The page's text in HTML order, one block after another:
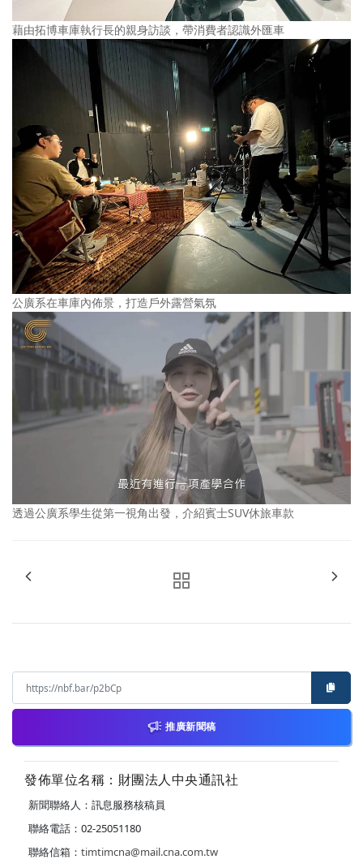
藉由拓博車庫執行長的親身訪談，帶消費者認識外匯車
公廣系在車庫內佈景，打造戶外露營氣氛
透過公廣系學生從第一視角出發，介紹賓士SUV休旅車款
推廣新聞稿
發佈單位名稱：財團法人中央通訊社
新聞聯絡人：訊息服務核稿員
聯絡電話：02-25051180
聯絡信箱： timtimcna@mail.cna.com.tw